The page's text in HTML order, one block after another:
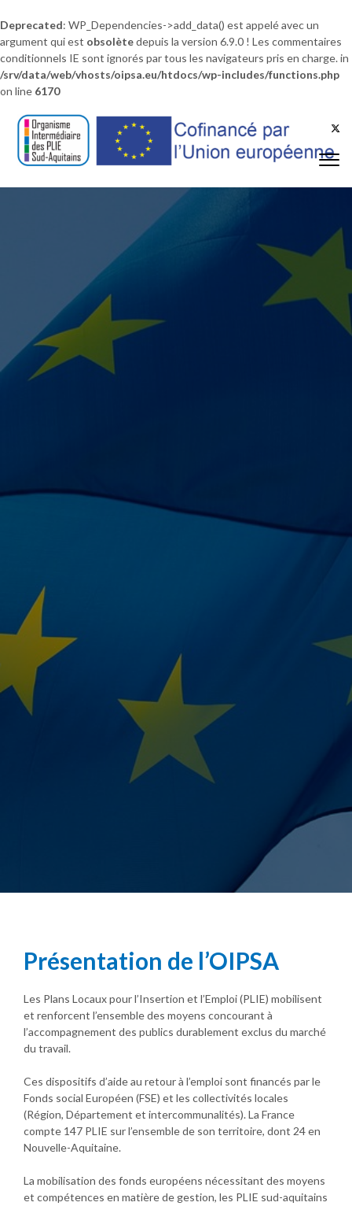
Deprecated: WP_Dependencies->add_data() est appelé avec un
argument qui est obsolètedepuis la version 6.9.0 ! Les commentaires
conditionnels IE sont ignorés par tous les navigateurs pris en charge. in
/srv/data/web/vhosts/oipsa.eu/htdocs/wp-includes/functions.php
on line 6170
Skip to content
OIPSA
Organisme
Intermédiaire des PLIE
Sud-Aquitains
Présentation de l’OIPSA
Les Plans Locaux pour l’Insertion et l’Emploi (PLIE) mobilisent
et renforcent l’ensemble des moyens concourant à
l’accompagnement des publics durablement exclus du marché
du travail.
Ces dispositifs d’aide au retour à l’emploi sont financés par le
Fonds social Européen (FSE) et les collectivités locales
(Région, Département et intercommunalités). La France
compte 147 PLIE sur l’ensemble de son territoire, dont 24 en
Nouvelle-Aquitaine.
La mobilisation des fonds européens nécessitant des moyens
et compétences en matière de gestion, les PLIE sud-aquitains